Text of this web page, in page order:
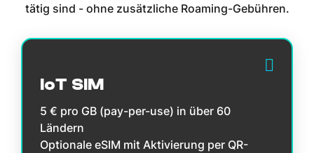
tätig sind - ohne zusätzliche Roaming-Gebühren.
IoT SIM
5 € pro GB (pay-per-use) in über 60
Ländern
Optionale eSIM mit Aktivierung per QR-